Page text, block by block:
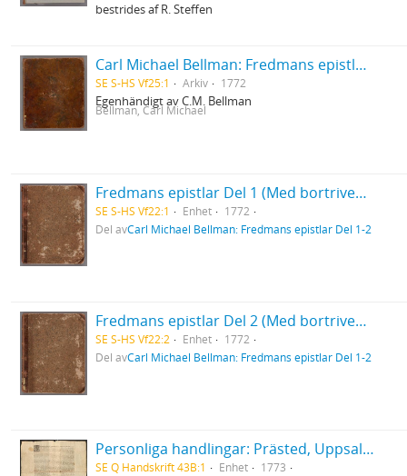
bestrides af R. Steffen
Carl Michael Bellman: Fredmans epistlar [dedicerade till J.D. Duwall] Del 1
SE S-HS Vf25:1 Arkiv 1772
Egenhändigt av C.M. Bellman
Bellman, Carl Michael
Fredmans epistlar Del 1 (Med bortriven dedikation)
SE S-HS Vf22:1 Enhet
1772
Del avCarl Michael Bellman: Fredmans epistlar Del 1-2
Fredmans epistlar Del 2 (Med bortriven dedikation)
SE S-HS Vf22:2 Enhet
1772
Del avCarl Michael Bellman: Fredmans epistlar Del 1-2
Personliga handlingar: Prästed, Uppsala 1773
SE Q Handskrift 43B:1 Enhet
1773